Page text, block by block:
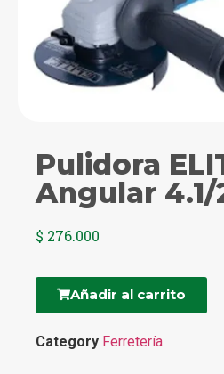
Pulidora
Angular
$ 276.000
Añadir al carrito
Category Ferretería